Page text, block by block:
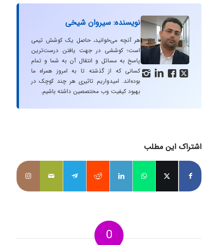
   
نویسنده: سیروان شیخی
هر آنچه می‌خوانید، حاصل یک کوشش تیمی
است؛ کوششی در جهت یافتن درست‌ترین
پاسخ به مسائل و انتقال آن به شما و تمام
کسانی که از گذشته تا به امروز همراه ما
بوده‌اند. امیدواریم تاثیری هر چند کوچک در
بهبود کیفیت وب محتصصین داشته باشیم.
اشتراک این مطلب
0